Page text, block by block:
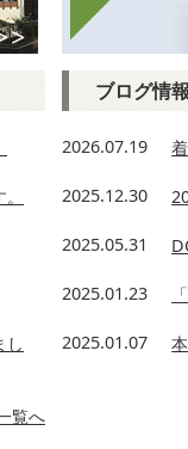
し
覧へ
ブログ情
2026.07.19
2025.12.30
2025.05.31
2025.01.23
2025.01.07